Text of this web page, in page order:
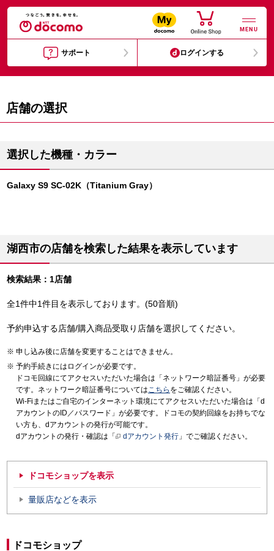
MENU
サポート ログインする
店舗の選択
選択した機種・カラー
Galaxy S9 SC-02K（Titanium Gray）
湖西市の店舗を検索した結果を表示しています
検索結果：1店舗
全1件中1件目を表示しております。(50音順)
予約申込する店舗/購入商品受取り店舗を選択してください。
申し込み後に店舗を変更することはできません。
予約手続きにはログインが必要です。
ドコモ回線にてアクセスいただいた場合は「ネットワーク暗証番号」が必要
です。ネットワーク暗証番号についてはこちら をご確認ください。
Wi-Fiまたはご自宅のインターネット環境にてアクセスいただいた場合は「d
アカウントのID／パスワード」が必要です。ドコモの契約回線をお持ちでな
い方も、dアカウントの発行が可能です。
dアカウントの発行・確認は「
dアカウント発行 」でご確認ください。
ドコモショップを表示
量販店などを表示
ドコモショップ